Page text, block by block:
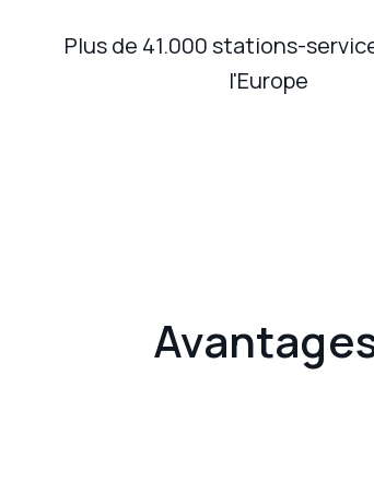
Plus de 41.000 stations-
l'Europe